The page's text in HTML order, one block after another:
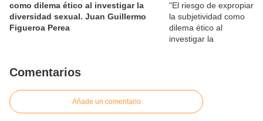
como dilema ético al investigar la
diversidad sexual. Juan Guillermo
Figueroa Perea
Comentarios
Añade un comentario